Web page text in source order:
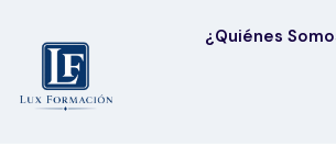
¿Quiénes